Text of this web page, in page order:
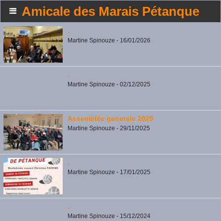
Amicale des Marais Pétanque
.
Martine Spinouze - 16/01/2026
.
Martine Spinouze - 02/12/2025
Assemblée generale 2025
Martine Spinouze - 29/11/2025
.
Martine Spinouze - 17/01/2025
.
Martine Spinouze - 15/12/2024